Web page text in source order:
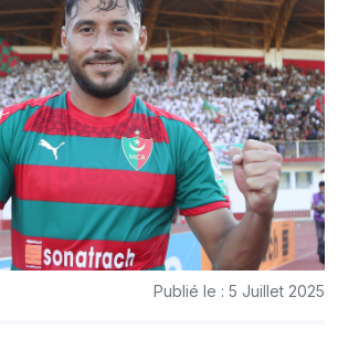
Publié le : 5 Juillet 2025